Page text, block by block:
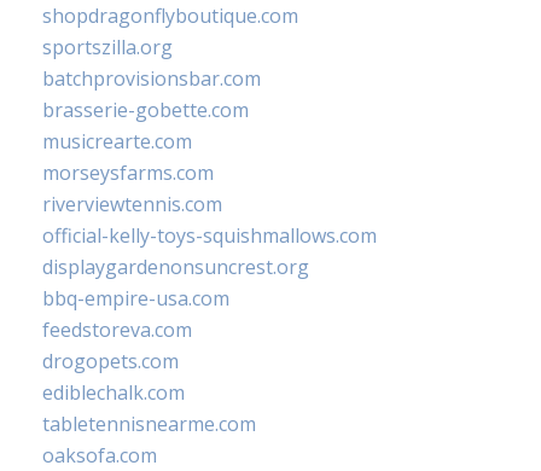
shopdragonflyboutique.com
sportszilla.org
batchprovisionsbar.com
brasserie-gobette.com
musicrearte.com
morseysfarms.com
riverviewtennis.com
official-kelly-toys-squishmallows.com
displaygardenonsuncrest.org
bbq-empire-usa.com
feedstoreva.com
drogopets.com
ediblechalk.com
tabletennisnearme.com
oaksofa.com